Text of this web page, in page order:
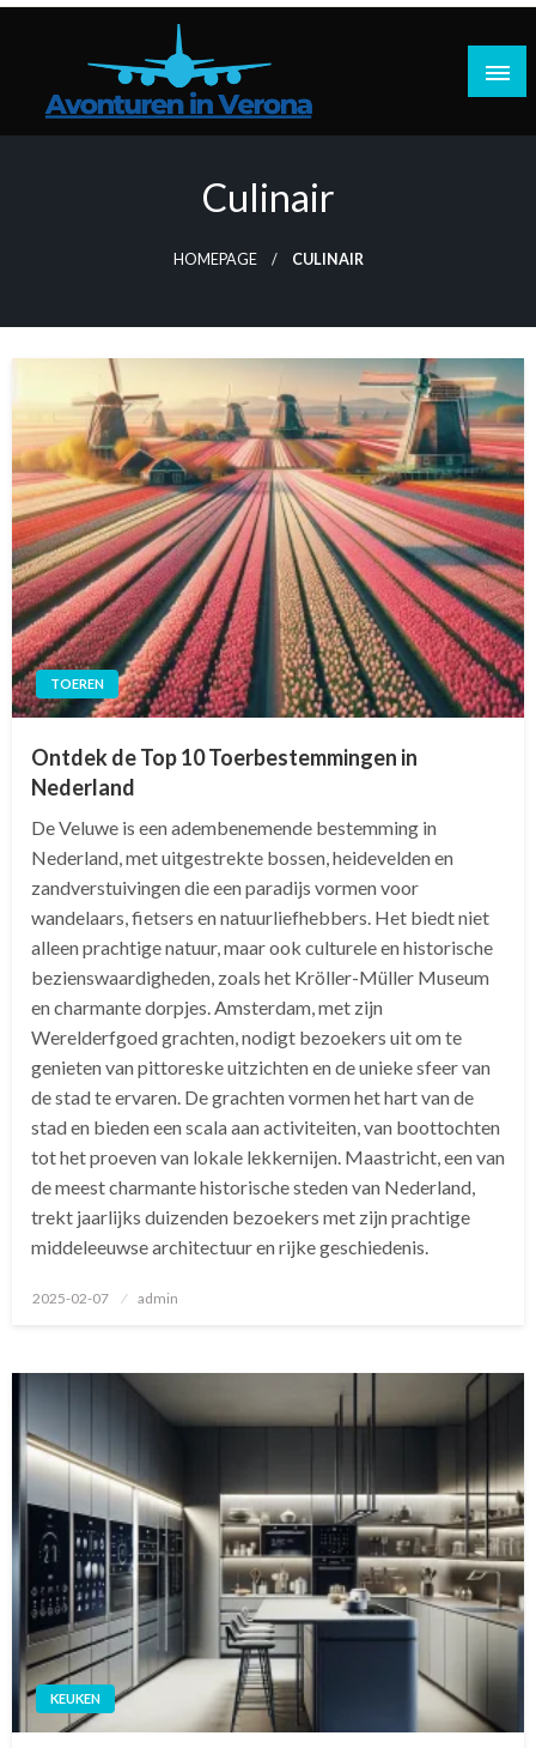
Doorgaan
Reisplannen, praktische tips, reisverhalen
Culinair
HOMEPAGE CULINAIR
TOEREN
Ontdek de Top 10 Toerbestemmingen in
Nederland
De Veluwe is een adembenemende bestemming in
Nederland, met uitgestrekte bossen, heidevelden en
zandverstuivingen die een paradijs vormen voor
wandelaars, fietsers en natuurliefhebbers. Het biedt niet
alleen prachtige natuur, maar ook culturele en historische
bezienswaardigheden, zoals het Kröller-Müller Museum
en charmante dorpjes. Amsterdam, met zijn
Werelderfgoed grachten, nodigt bezoekers uit om te
genieten van pittoreske uitzichten en de unieke sfeer van
de stad te ervaren. De grachten vormen het hart van de
stad en bieden een scala aan activiteiten, van boottochten
tot het proeven van lokale lekkernijen. Maastricht, een van
de meest charmante historische steden van Nederland,
trekt jaarlijks duizenden bezoekers met zijn prachtige
middeleeuwse architectuur en rijke geschiedenis.
Geplaatst
2025-02-07 admin
KEUKEN